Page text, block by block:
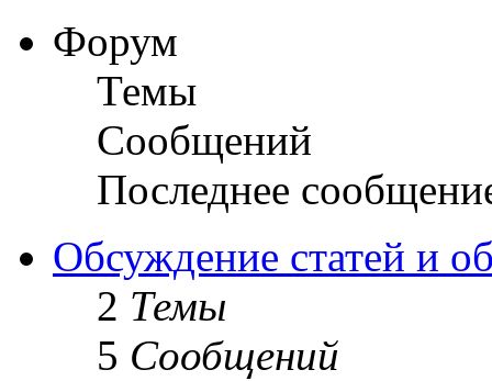
Форум
Темы
Сообщений
Последнее
Обсуждение статей и
2 Темы
5 Сообщений